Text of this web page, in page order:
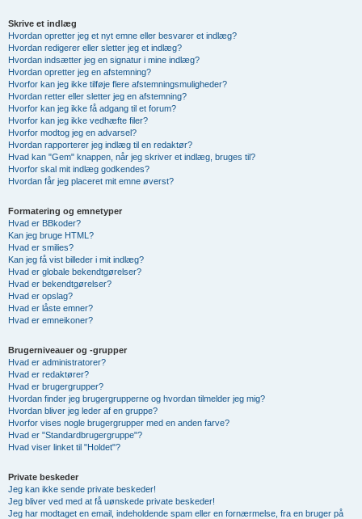
Skrive et indlæg
Hvordan opretter jeg et nyt emne eller besvarer et indlæg?
Hvordan redigerer eller sletter jeg et indlæg?
Hvordan indsætter jeg en signatur i mine indlæg?
Hvordan opretter jeg en afstemning?
Hvorfor kan jeg ikke tilføje flere afstemningsmuligheder?
Hvordan retter eller sletter jeg en afstemning?
Hvorfor kan jeg ikke få adgang til et forum?
Hvorfor kan jeg ikke vedhæfte filer?
Hvorfor modtog jeg en advarsel?
Hvordan rapporterer jeg indlæg til en redaktør?
Hvad kan "Gem" knappen, når jeg skriver et indlæg, bruges til?
Hvorfor skal mit indlæg godkendes?
Hvordan får jeg placeret mit emne øverst?
Formatering og emnetyper
Hvad er BBkoder?
Kan jeg bruge HTML?
Hvad er smilies?
Kan jeg få vist billeder i mit indlæg?
Hvad er globale bekendtgørelser?
Hvad er bekendtgørelser?
Hvad er opslag?
Hvad er låste emner?
Hvad er emneikoner?
Brugerniveauer og -grupper
Hvad er administratorer?
Hvad er redaktører?
Hvad er brugergrupper?
Hvordan finder jeg brugergrupperne og hvordan tilmelder jeg mig?
Hvordan bliver jeg leder af en gruppe?
Hvorfor vises nogle brugergrupper med en anden farve?
Hvad er "Standardbrugergruppe"?
Hvad viser linket til "Holdet"?
Private beskeder
Jeg kan ikke sende private beskeder!
Jeg bliver ved med at få uønskede private beskeder!
Jeg har modtaget en email, indeholdende spam eller en fornærmelse, fra en bruger på